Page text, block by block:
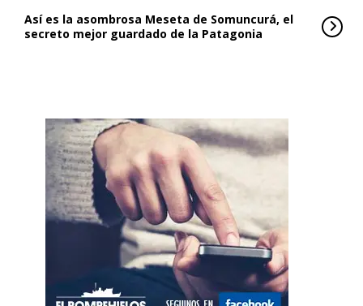
Así es la asombrosa Meseta de Somuncurá, el
secreto mejor guardado de la Patagonia